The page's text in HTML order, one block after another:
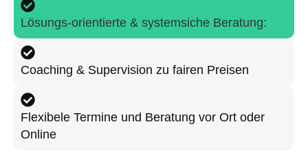
Lösungs-orientierte & systemsiche Beratung:
Coaching & Supervision zu fairen Preisen
Flexibele Termine und Beratung vor Ort oder
Online